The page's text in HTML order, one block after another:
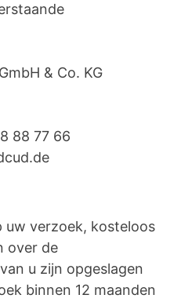
& Co. KG
88 77 66
verzoek, kosteloos
over de
u zijn opgeslagen
binnen 12 maanden